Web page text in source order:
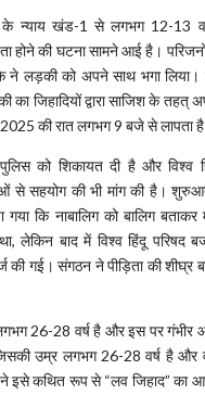
के न्याय खंड-1 से लगभग 12-13
होने की घटना सामने आई है।
लड़की को अपने साथ भगा लिया।
का जिहादियों द्वारा साजिश के तहत्
की रात लगभग 9 बजे से लापता
पुलिस को शिकायत दी है और विश्व
से सहयोग की भी मांग की है।
कि नाबालिग को बालिग बताकर
लेकिन बाद में विश्व हिंदू परिषद
की गई। संगठन ने पीड़िता की शीघ्र
26-28 वर्ष है और इस पर गंभीर
उम्र लगभग 26-28 वर्ष है और
इसे कथित रूप से “लव जिहाद” का